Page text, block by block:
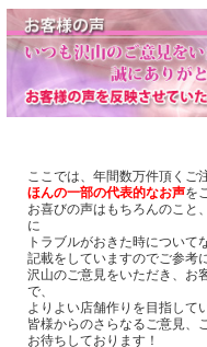
ここでは、年間数万件頂くご
ほんの一部の代表的なお声を
お喜びの声はもちろんのこと
に
トラブルがおきた時について
記載をしていますのでご参考
沢山のご意見をいただき、お
で、
よりよい店舗作りを目指して
皆様からのさらなるご意見、
お待ちしております！